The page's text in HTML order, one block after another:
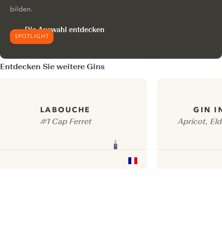
SPOTLIGHT
bilden.
Die Auswahl entdecken
Entdecken Sie weitere Gins
LABOUCHE
#1 Cap Ferret
GIN
Apricot,